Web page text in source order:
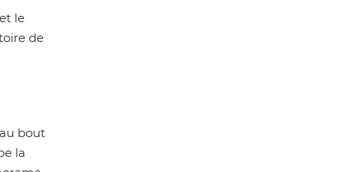
le
de
bout
la